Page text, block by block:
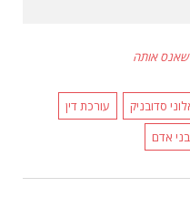
שאנס אותה
סדובניק
עורכת דין
אדם